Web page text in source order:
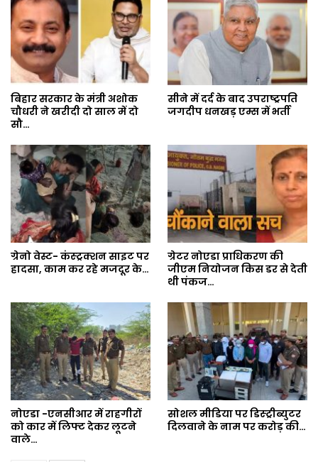
बिहार सरकार के मंत्री अशोक
चौधरी ने खरीदी दो साल में दो
सौ…
सीने में दर्द के बाद उपराष्ट्रपति
जगदीप धनखड़ एम्स में भर्ती
ग्रेनो वेस्ट- कंस्ट्रक्शन साइट पर
हादसा, काम कर रहे मजदूर के…
ग्रेटर नोएडा प्राधिकरण की
जीएम नियोजन किस डर से देती
थी पंकज…
नोएडा -एनसीआर में राहगीरों
को कार में लिफ्ट देकर लूटने
वाले…
सोशल मीडिया पर डिस्ट्रीब्युटर
दिलवाने के नाम पर करोड़ की…